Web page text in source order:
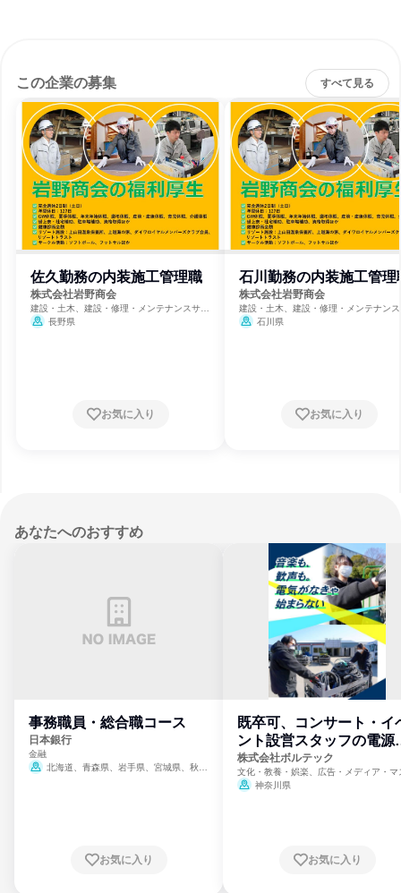
この企業の募集 すべて見る
佐久勤務の内装施工管理職
株式会社岩野商会
建設・土木、建設・修理・メンテナンスサー
ビス 長野県
お気に入り
石川勤務の内装施工管理
株式会社岩野商会
建設・土木、建設・修理・メンテナン
ビス 石川県
お気に入り
あなたへのおすすめ
事務職員・総合職コース
日本銀行
金融
北海道、青森県、岩手県、宮城県、秋田
崎県、熊本県、大分県、宮崎県、鹿児島県、
お気に入り
既卒可、コンサート・イ
ント設営スタッフの電源
門
株式会社ボルテック
文化・教養・娯楽、広告・メディア・マ
ミ、電力・ガス・水道・エネルギー
神奈川県
お気に入り